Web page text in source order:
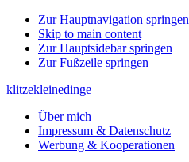
Zur Hauptnavigation springen
Skip to main content
Zur Hauptsidebar springen
Zur Fußzeile springen
klitzekleinedinge
Über mich
Impressum & Datenschutz
Werbung & Kooperationen